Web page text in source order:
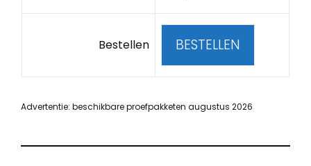
Bestellen BESTELLEN
Advertentie: beschikbare proefpakketen augustus 2026